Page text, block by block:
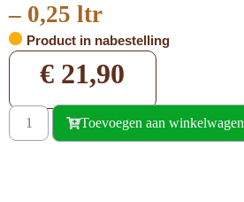
– 0,25 ltr
Product in nabestelling
€ 21,90
Toevoegen aan winkelwagen